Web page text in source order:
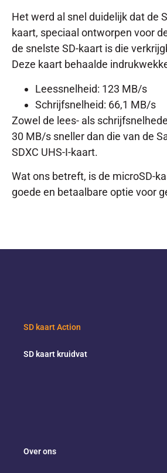
Het werd al snel duidelijk dat de
kaart, speciaal ontworpen voor
de snelste SD-kaart is die
Deze kaart behaalde
Leessnelheid: 123 MB/s
Schrijfsnelheid: 66,1 MB/s
Zowel de lees- als
30 MB/s sneller dan die van de
SDXC UHS-I-kaart.
Wat ons betreft, is de microSD-
goede en betaalbare optie voor
SD kaart Action
SD kaart kruidvat
Over ons